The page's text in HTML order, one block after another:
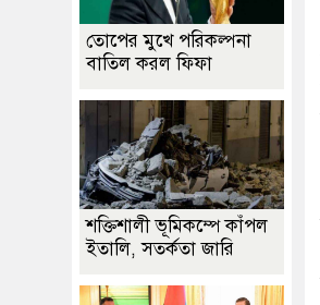
তোপের মুখে পরিকল্পনা
বাতিল করল ফিফা
শক্তিশালী ভূমিকম্পে কাঁপল
ইতালি, সতর্কতা জারি